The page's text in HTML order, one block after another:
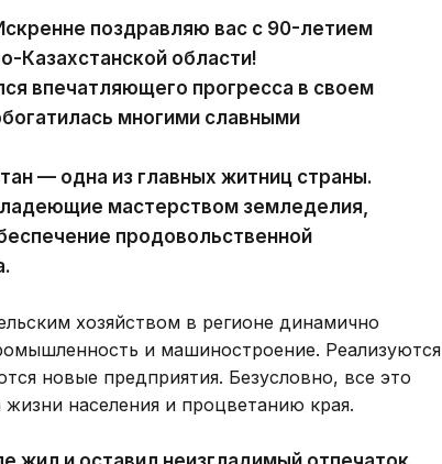
поздравляю вас с 90-летием
Казахстанской области!
впечатляющего прогресса в своем
многими славными
— одна из главных житниц страны.
мастерством земледелия,
продовольственной
хозяйством в регионе динамично
и машиностроение. Реализуются
новые предприятия. Безусловно, все это
населения и процветанию края.